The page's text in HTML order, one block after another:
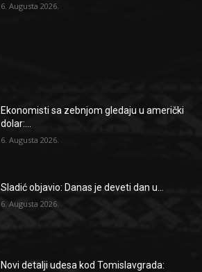
6. Augusta 2026.
Ekonomisti sa zebnjom gledaju u američki
dolar:...
6. Augusta 2026.
Sladić objavio: Danas je deveti dan u...
6. Augusta 2026.
Novi detalji udesa kod Tomislavgrada: